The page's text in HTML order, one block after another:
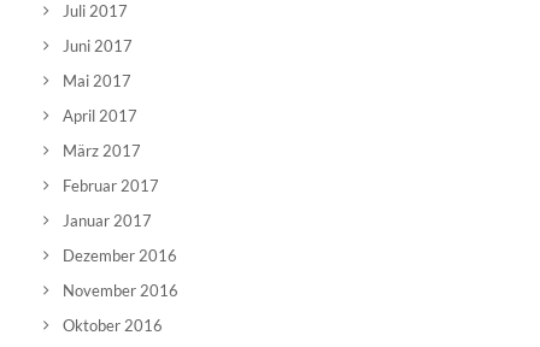
Juli 2017
Juni 2017
Mai 2017
April 2017
März 2017
Februar 2017
Januar 2017
Dezember 2016
November 2016
Oktober 2016